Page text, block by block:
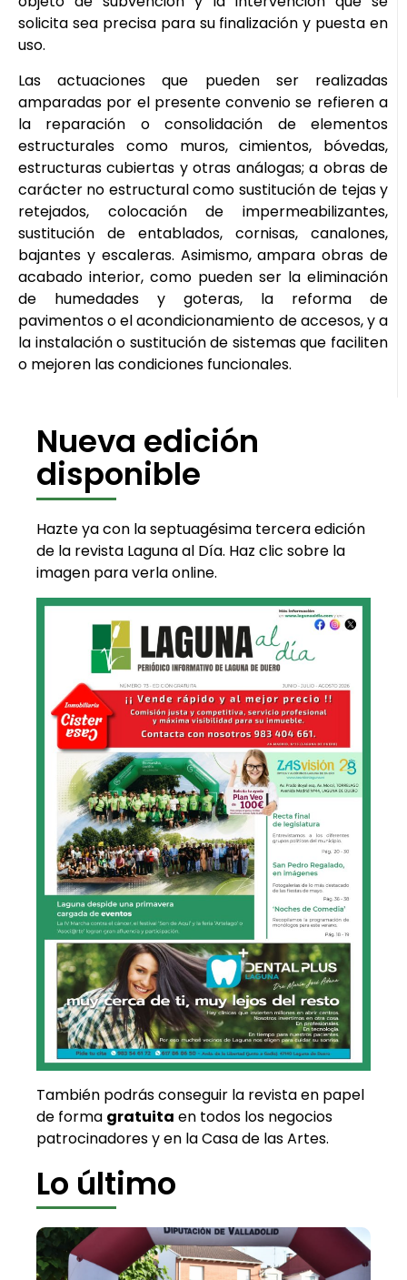
solicita sea precisa para su finalización y puesta en
uso.
Las actuaciones que pueden ser realizadas
amparadas por el presente convenio se refieren a
la reparación o consolidación de elementos
estructurales como muros, cimientos, bóvedas,
estructuras cubiertas y otras análogas; a obras de
carácter no estructural como sustitución de tejas y
retejados, colocación de impermeabilizantes,
sustitución de entablados, cornisas, canalones,
bajantes y escaleras. Asimismo, ampara obras de
acabado interior, como pueden ser la eliminación
de humedades y goteras, la reforma de
pavimentos o el acondicionamiento de accesos, y a
la instalación o sustitución de sistemas que faciliten
o mejoren las condiciones funcionales.
Nueva edición
disponible
Hazte ya con la septuagésima tercera edición
de la revista Laguna al Día. Haz clic sobre la
imagen para verla online.
También podrás conseguir la revista en papel
de forma gratuita en todos los negocios
patrocinadores y en la Casa de las Artes.
Lo último